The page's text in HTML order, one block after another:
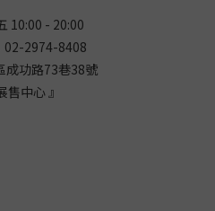
10:00 - 20:00
02-2974-8408
成功路73巷38號
售中心 』